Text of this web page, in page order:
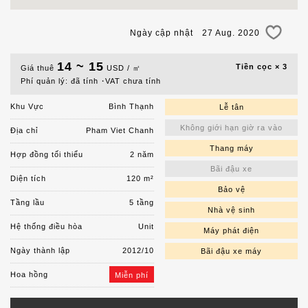
Ngày cập nhật 27 Aug. 2020
Giá thuê 14 ~ 15 USD / ㎡
Tiền cọc × 3
Phí quản lý: đã tính
VAT chưa tính
Khu Vực Bình Thạnh
Địa chỉ Pham Viet Chanh
Hợp đồng tối thiểu 2 năm
Diện tích 120 m²
Tầng lầu 5 tầng
Hệ thống điều hòa Unit
Ngày thành lập 2012/10
Hoa hồng Miễn phí
Lễ tân
Không giới hạn giờ ra vào
Thang máy
Bãi đậu xe
Bảo vệ
Nhà vệ sinh
Máy phát điện
Bãi đậu xe máy